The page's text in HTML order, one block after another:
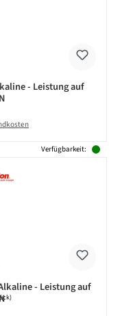
- Leistung auf
Verfügbarkeit:
- Leistung auf